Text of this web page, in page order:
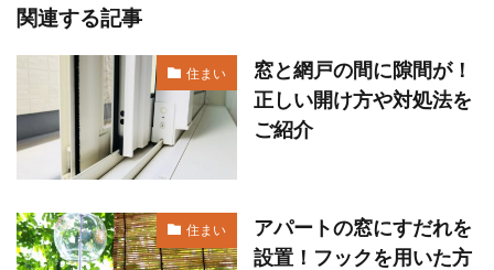
関連する記事
住まい
窓と網戸の間に隙間が！
正しい開け方や対処法を
ご紹介
住まい
アパートの窓にすだれを
設置！フックを用いた方